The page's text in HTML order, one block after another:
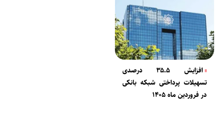
افزایش ۳۵.۵ درصدی
تسهیلات پرداختی شبکه بانکی
در فروردین ماه ۱۴۰۵